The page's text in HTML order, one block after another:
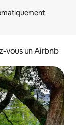
vous un Airbnb